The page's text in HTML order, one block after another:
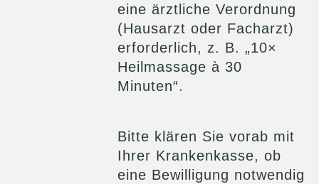
eine ärztliche Verordnung
(Hausarzt oder Facharzt)
erforderlich, z. B. „10×
Heilmassage à 30
Minuten“.
Bitte klären Sie vorab mit
Ihrer Krankenkasse, ob
eine Bewilligung notwendig